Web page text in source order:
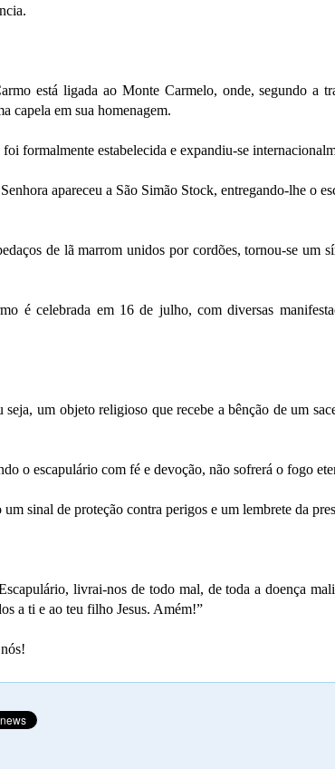
está ligada ao Monte Carmelo, onde, segundo a
capela em sua homenagem.
formalmente estabelecida e expandiu-se
apareceu a São Simão Stock, entregando-lhe o
de lã marrom unidos por cordões, tornou-se um
é celebrada em 16 de julho, com diversas
seja, um objeto religioso que recebe a bênção de um
o escapulário com fé e devoção, não sofrerá o fogo
sinal de proteção contra perigos e um lembrete da
livrai-nos de todo mal, de toda a doença
a ti e ao teu filho Jesus. Amém!”